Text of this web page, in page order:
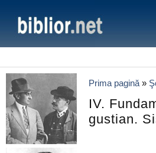
Prima pagină »
IV.
gustian.